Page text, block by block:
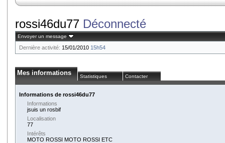
rossi46du77 Déconnecté
Envoyer un message
Dernière activité: 15/01/2010 15h54
Mes informations Statistiques Contacter
Informations de rossi46du77
Informations
jsuis un rosbif
Localisation
77
Intérêts
MOTO ROSSI MOTO ROSSI ETC